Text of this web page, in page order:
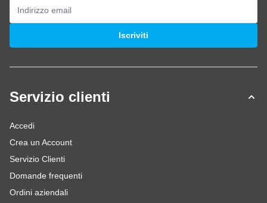
Indirizzo email
Iscriviti
Servizio clienti
Accedi
Crea un Account
Servizio Clienti
Domande frequenti
Ordini aziendali